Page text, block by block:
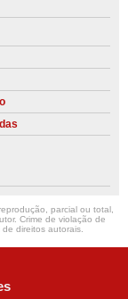
parcial ou total,
Crime de violação de
de direitos autorais.